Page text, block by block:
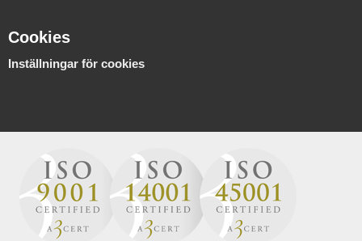
Cookies
Inställningar för cookies